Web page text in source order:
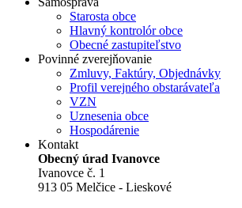
Starosta obce
Hlavný kontrolór obce
Obecné zastupiteľstvo
Povinné zverejňovanie
Zmluvy, Faktúry, Objednávky
Profil verejného obstarávateľa
VZN
Uznesenia obce
Hospodárenie
Kontakt
Obecný úrad Ivanovce
Ivanovce č. 1
913 05 Melčice - Lieskové